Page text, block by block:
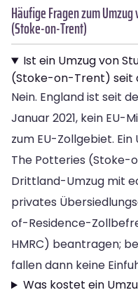
Häufige Fragen zum
(Stoke-on-Trent)
Ist ein Umzug von
(Stoke-on-Trent) seit
Nein. England ist seit
Januar 2021, kein EU-
zum EU-Zollgebiet.
The Potteries
Drittland-Umzug mit
privates
of-Residence-
HMRC) beantragen;
fallen dann keine
Was kostet ein